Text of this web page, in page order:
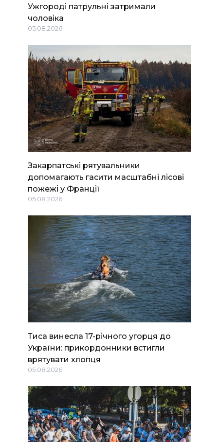
Ужгороді патрульні затримали
чоловіка
05.08.2026
Закарпатські рятувальники
допомагають гасити масштабні лісові
пожежі у Франції
05.08.2026
Тиса винесла 17-річного угорця до
України: прикордонники встигли
врятувати хлопця
05.08.2026